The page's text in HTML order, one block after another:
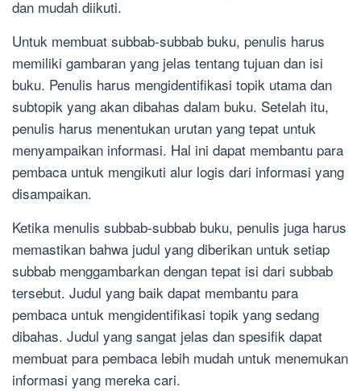
dan mudah diikuti.
Untuk membuat subbab-subbab buku, penulis harus
memiliki gambaran yang jelas tentang tujuan dan isi
buku. Penulis harus mengidentifikasi topik utama dan
subtopik yang akan dibahas dalam buku. Setelah itu,
penulis harus menentukan urutan yang tepat untuk
menyampaikan informasi. Hal ini dapat membantu para
pembaca untuk mengikuti alur logis dari informasi yang
disampaikan.
Ketika menulis subbab-subbab buku, penulis juga harus
memastikan bahwa judul yang diberikan untuk setiap
subbab menggambarkan dengan tepat isi dari subbab
tersebut. Judul yang baik dapat membantu para
pembaca untuk mengidentifikasi topik yang sedang
dibahas. Judul yang sangat jelas dan spesifik dapat
membuat para pembaca lebih mudah untuk menemukan
informasi yang mereka cari.